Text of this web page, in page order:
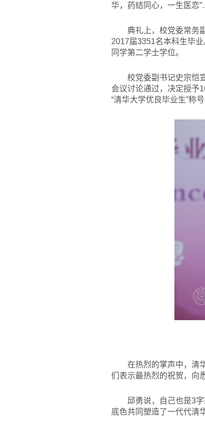
华，药结同心，一生医恋
典礼上，校党委常务
2017届3351名本科生毕
同学第二学士学位。
校党委副书记史宗恺
会议讨论通过，决定授予
“清华大学优良毕业生”称号
在热烈的掌声中，清
们表示最热烈的祝贺，向
邱勇说，自己也是3
底色共同塑造了一代代清